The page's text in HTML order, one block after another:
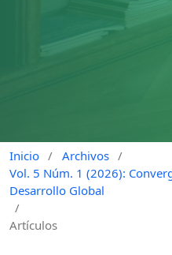
Inicio / Archivos /
Vol. 5 Núm. 1 (2026):
Desarrollo Global
/
Artículos